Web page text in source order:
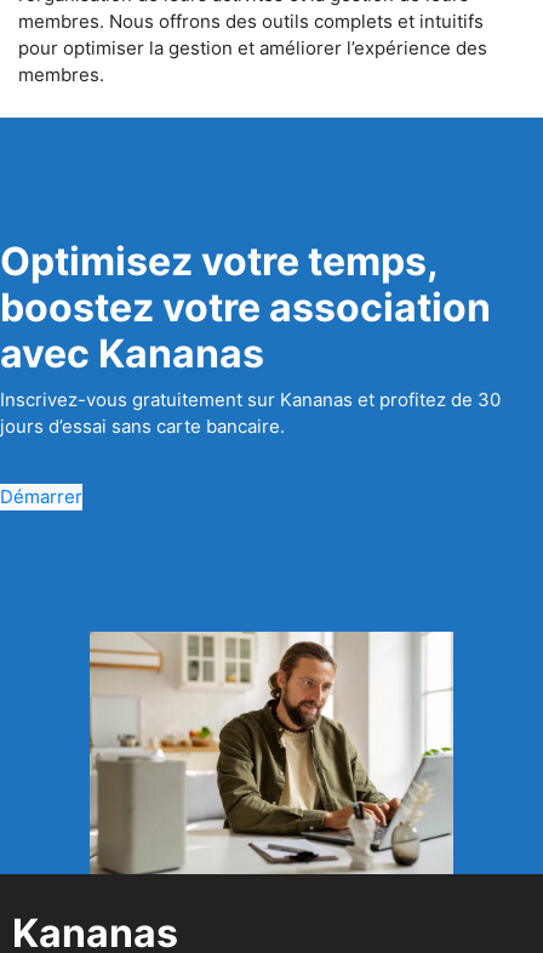
membres. Nous offrons des outils complets et intuitifs
pour optimiser la gestion et améliorer l’expérience des
membres.
Optimisez votre temps,
boostez votre association
avec Kananas
Inscrivez-vous gratuitement sur Kananas et profitez de 30
jours d’essai sans carte bancaire.
Démarrer
Kananas